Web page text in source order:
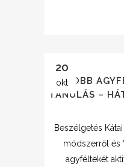
20
oktJOBB
TANULÁS –
Beszélgetés
módszerről és
agyféltekét